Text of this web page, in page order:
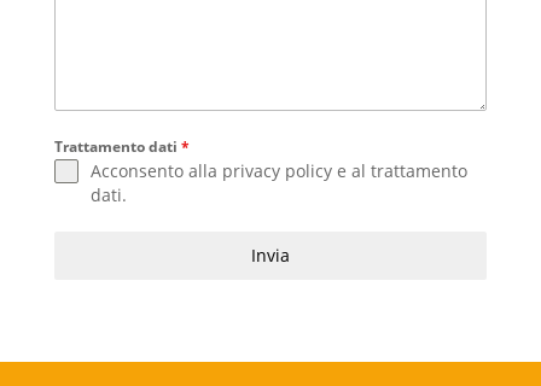
Trattamento dati *
Acconsento alla privacy policye al trattamento
dati.
Invia